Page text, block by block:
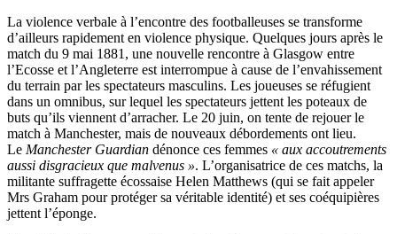
La violence verbale à l’encontre des footballeuses se transforme
d’ailleurs rapidement en violence physique. Quelques jours après le
match du 9 mai 1881, une nouvelle rencontre à Glasgow entre
l’Ecosse et l’Angleterre est interrompue à cause de l’envahissement
du terrain par les spectateurs masculins. Les joueuses se réfugient
dans un omnibus, sur lequel les spectateurs jettent les poteaux de
buts qu’ils viennent d’arracher. Le 20 juin, on tente de rejouer le
match à Manchester, mais de nouveaux débordements ont lieu.
Le Manchester Guardian dénonce ces femmes « aux accoutrements
aussi disgracieux que malvenus ». L’organisatrice de ces matchs, la
militante suffragette écossaise Helen Matthews (qui se fait appeler
Mrs Graham pour protéger sa véritable identité) et ses coéquipières
jettent l’éponge.